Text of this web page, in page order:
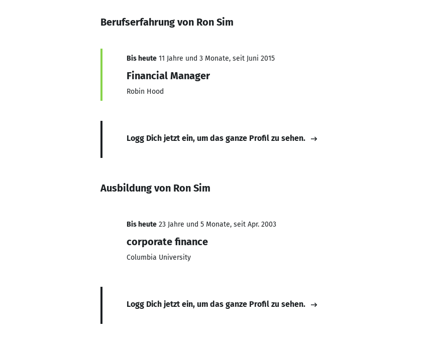
Berufserfahrung von Ron Sim
Bis heute 11 Jahre und 3 Monate, seit Juni 2015
Financial Manager
Robin Hood
Logg Dich jetzt ein, um das ganze Profil zu sehen.
Ausbildung von Ron Sim
Bis heute 23 Jahre und 5 Monate, seit Apr. 2003
corporate finance
Columbia University
Logg Dich jetzt ein, um das ganze Profil zu sehen.